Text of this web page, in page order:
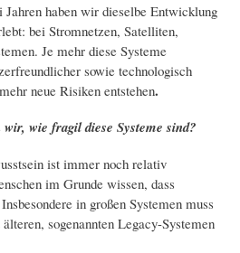
haben wir dieselbe Entwicklung
bei Stromnetzen, Satelliten,
Je mehr diese Systeme
sowie technologisch
neue Risiken entstehen.
wie fragil diese Systeme sind?
ist immer noch relativ
im Grunde wissen, dass
in großen Systemen muss
sogenannten Legacy-Systemen